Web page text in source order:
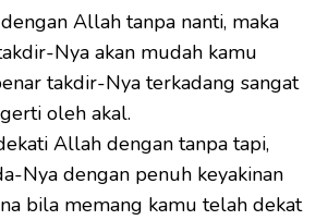
Allah tanpa nanti, maka
Nya akan mudah kamu
takdir-Nya terkadang sangat
oleh akal.
Allah dengan tanpa tapi,
Nya dengan penuh keyakinan
bila memang kamu telah dekat